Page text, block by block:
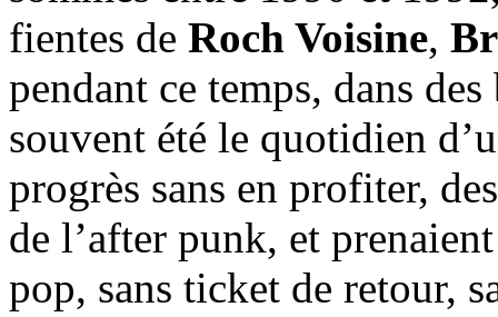
fientes de Roch Voisine,
pendant ce temps, dans
souvent été le quotidien
progrès sans en profiter,
de l’after punk, et
pop, sans ticket de retour,